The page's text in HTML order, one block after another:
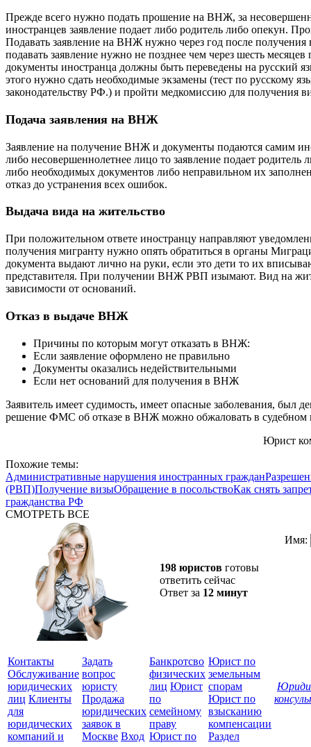
Прежде всего нужно подать прошение на ВНЖ, за
иностранцев заявление подает либо родитель либо опекун.
Подавать заявление на ВНЖ нужно через год после
подавать заявление нужно не позднее чем через шесть
документы иностранца должны быть переведены на русский
этого нужно сдать необходимые экзамены (тест по русскому
законодательству РФ.) и пройти медкомиссию для получения
Подача заявления на ВНЖ
Заявление на получение ВНЖ и документы подаются самим
либо несовершеннолетнее лицо то заявление подает родитель
либо необходимых документов либо неправильном их
отказ до устранения всех ошибок.
Выдача вида на жительство
При положительном ответе иностранцу направляют
получения мигранту нужно опять обратиться в органы
документа выдают лично на руки, если это дети то их
представителя. При получении ВНЖ РВП изымают. Вид на
зависимости от оснований.
Отказ в выдаче ВНЖ
Причины по которым могут отказать в ВНЖ:
Если заявление оформлено не правильно
Документы оказались недействительными
Если нет оснований для получения в ВНЖ
Заявитель имеет судимость, имеет опасные заболевания, был
решение ФМС об отказе в ВНЖ можно обжаловать в судебном
Юрист
Похожие темы:
Административные нарушения иностранных граждан
(РВП)Получение визыОбращение в посольствоКак снять
гражданства РФ
СМОТРЕТЬ ВСЕ
198 юристов готовы
ответить сейчас
Ответ за 12 минут
Имя:
Контакты
Обслуживание
юридических
лиц Клиенты
для
юридических
компаний и
Задать
вопрос
юристу
Продажа
юридических
заявок в
Москве Вход
Банкротсво
физических
лиц Юрист
по
семейному
праву
Юрист по
Юрист по
земельным
спорам
Юрист по
взысканию
компенсации
Раздел